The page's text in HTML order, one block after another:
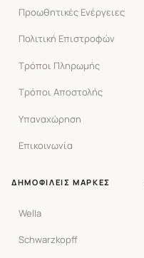
Προωθητικές Ενέργειες
Πολιτική Επιστροφών
Τρόποι Πληρωμής
Τρόποι Αποστολής
Υπαναχώρηση
Επικοινωνία
ΔΗΜΟΦΙΛΕΊΣ ΜΆΡΚΕΣ
Wella
Schwarzkopff